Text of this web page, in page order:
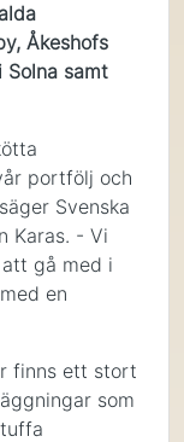
Åkeshofs
Solna samt
portfölj och
Svenska
Karas. - Vi
gå med i
en
finns ett stort
som